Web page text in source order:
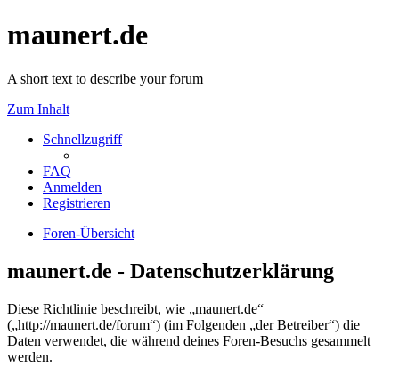
maunert.de
A short text to describe your forum
Zum Inhalt
Schnellzugriff
FAQ
Anmelden
Registrieren
Foren-Übersicht
maunert.de - Datenschutzerklärung
Diese Richtlinie beschreibt, wie „maunert.de“
(„http://maunert.de/forum“) (im Folgenden „der Betreiber“) die
Daten verwendet, die während deines Foren-Besuchs gesammelt
werden.